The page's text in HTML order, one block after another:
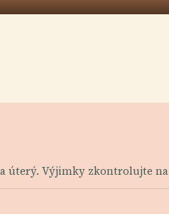
a úterý. Výjimky zkontrolujte na